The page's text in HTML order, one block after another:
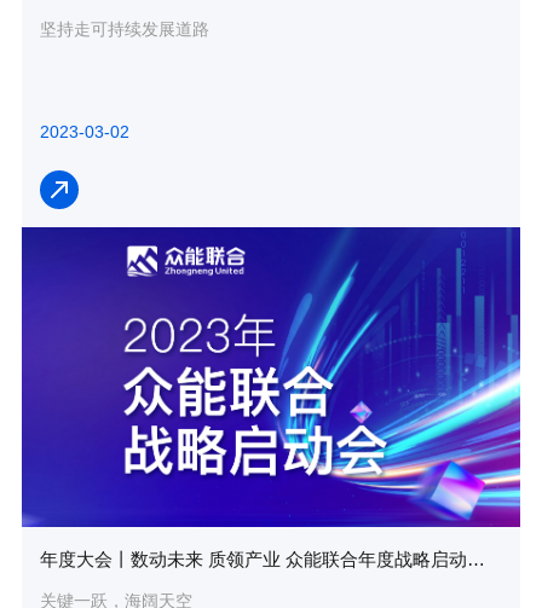
坚持走可持续发展道路
2023-03-02
年度大会丨数动未来 质领产业 众能联合年度战略启动会圆满落幕
关键一跃，海阔天空